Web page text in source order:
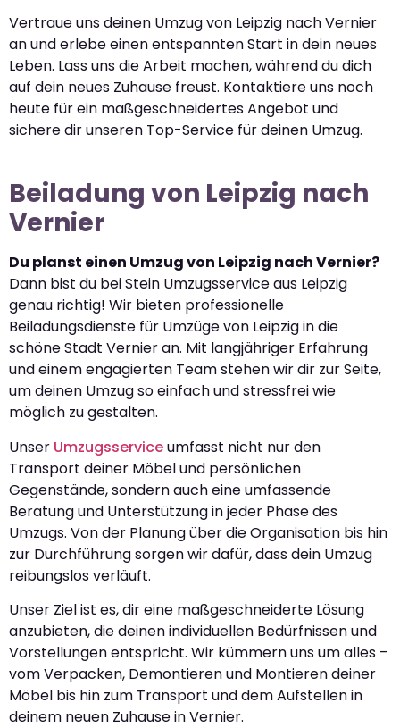
Vertraue uns deinen Umzug von Leipzig nach Vernier
an und erlebe einen entspannten Start in dein neues
Leben. Lass uns die Arbeit machen, während du dich
auf dein neues Zuhause freust. Kontaktiere uns noch
heute für ein maßgeschneidertes Angebot und
sichere dir unseren Top-Service für deinen Umzug.
Beiladung von Leipzig nach
Vernier
Du planst einen Umzug von Leipzig nach Vernier?
Dann bist du bei Stein Umzugsservice aus Leipzig
genau richtig! Wir bieten professionelle
Beiladungsdienste für Umzüge von Leipzig in die
schöne Stadt Vernier an. Mit langjähriger Erfahrung
und einem engagierten Team stehen wir dir zur Seite,
um deinen Umzug so einfach und stressfrei wie
möglich zu gestalten.
Unser Umzugsserviceumfasst nicht nur den
Transport deiner Möbel und persönlichen
Gegenstände, sondern auch eine umfassende
Beratung und Unterstützung in jeder Phase des
Umzugs. Von der Planung über die Organisation bis hin
zur Durchführung sorgen wir dafür, dass dein Umzug
reibungslos verläuft.
Unser Ziel ist es, dir eine maßgeschneiderte Lösung
anzubieten, die deinen individuellen Bedürfnissen und
Vorstellungen entspricht. Wir kümmern uns um alles –
vom Verpacken, Demontieren und Montieren deiner
Möbel bis hin zum Transport und dem Aufstellen in
deinem neuen Zuhause in Vernier.